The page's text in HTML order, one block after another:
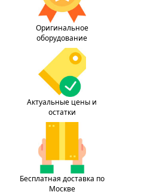
Оригинальное
оборудование
Актуальные цены и
остатки
Бесплатная доставка по
Москве